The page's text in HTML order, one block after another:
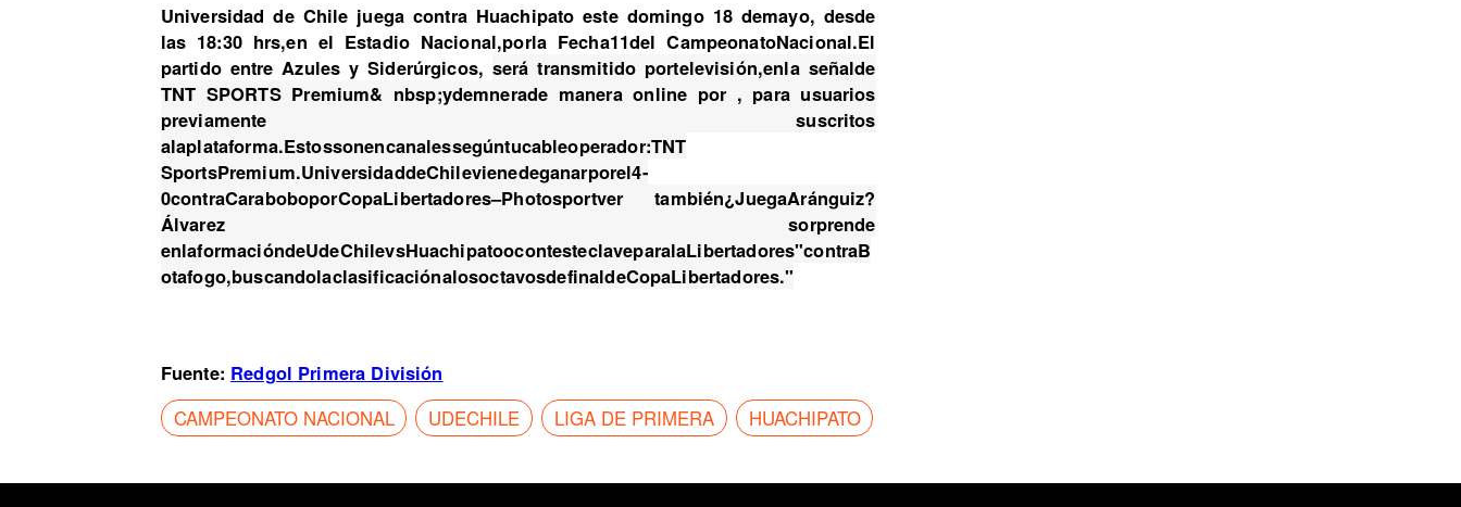
Universidad de Chile juega contra Huachipato este domingo 18 demayo, desde
las 18:30 hrs,en el Estadio Nacional,porla Fecha11del CampeonatoNacional.El
partido entre Azules y Siderúrgicos, será transmitido portelevisión,enla señalde
TNT SPORTS Premium& nbsp;ydemnerade manera online por , para usuarios
previamente suscritos
alaplataforma.Estossonencanalessegúntucableoperador:TNT
SportsPremium.UniversidaddeChilevienedeganarporel4-
0contraCaraboboporCopaLibertadores–Photosportver también¿JuegaAránguiz?
Álvarez sorprende
enlaformacióndeUdeChilevsHuachipatoocontesteclaveparalaLibertadores"contraB
otafogo,buscandolaclasificaciónalosoctavosdefinaldeCopaLibertadores."
Fuente: Redgol Primera División
CAMPEONATO NACIONAL
UDECHILE LIGA DE PRIMERA HUACHIPATO